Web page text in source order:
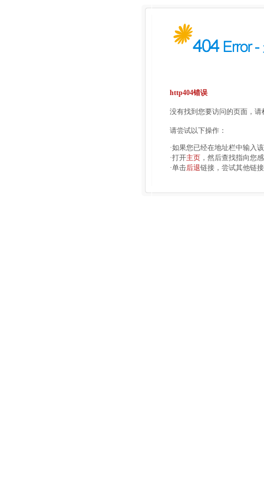
http404错误
没有找到您要访问的页面，
请尝试以下操作：
·如果您已经在地址栏中输入
·打开主页 ，然后查找指向您
·单击后退链接，尝试其他链